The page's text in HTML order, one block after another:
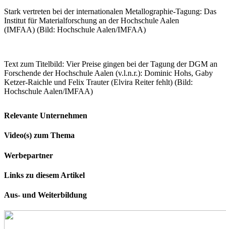
Stark vertreten bei der internationalen Metallographie-Tagung: Das
Institut für Materialforschung an der Hochschule Aalen
(IMFAA) (Bild: Hochschule Aalen/IMFAA)
Text zum Titelbild: Vier Preise gingen bei der Tagung der DGM an
Forschende der Hochschule Aalen (v.l.n.r.): Dominic Hohs, Gaby
Ketzer-Raichle und Felix Trauter (Elvira Reiter fehlt) (Bild:
Hochschule Aalen/IMFAA)
Relevante Unternehmen
Video(s) zum Thema
Werbepartner
Links zu diesem Artikel
Aus- und Weiterbildung